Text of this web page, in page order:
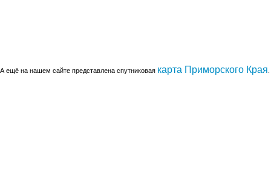
А ещё на нашем сайте представлена спутниковая карта Приморского Края